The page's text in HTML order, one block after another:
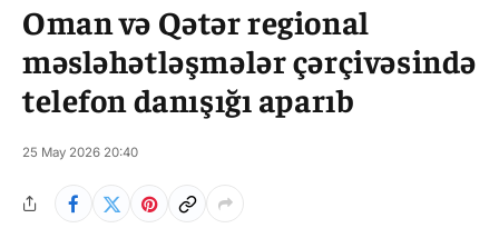
Oman və Qətər regional
məsləhətləşmələr çərçivəsində
telefon danışığı aparıb
25 May 2026 20:40